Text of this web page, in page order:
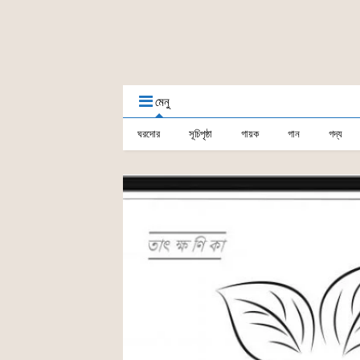
মেনু
ঘরদোর সূচিপৃষ্ঠা গায়ক গান গদ্য